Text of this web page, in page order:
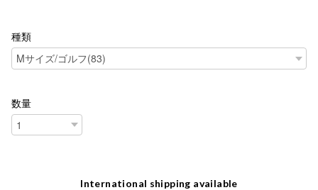
種類
数量
International shipping available